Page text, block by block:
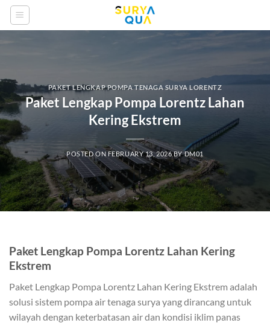
Skip
PAKET LENGKAP POMPA TENAGA SURYA LORENTZ
Paket Lengkap Pompa Lorentz Lahan
Kering Ekstrem
POSTED ON FEBRUARY 13, 2026BYDM01
Paket Lengkap Pompa Lorentz Lahan Kering
Ekstrem
Paket Lengkap Pompa Lorentz Lahan Kering Ekstrem adalah
solusi sistem pompa air tenaga surya yang dirancang untuk
wilayah dengan keterbatasan air dan kondisi iklim panas